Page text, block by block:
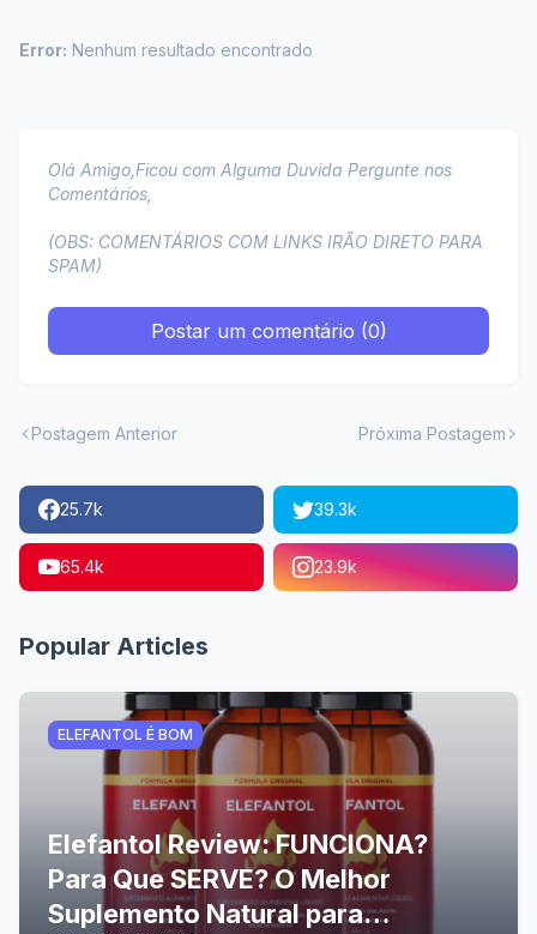
Error: Nenhum resultado encontrado
Olá Amigo,Ficou com Alguma Duvida Pergunte nos
Comentários,
(OBS: COMENTÁRIOS COM LINKS IRÃO DIRETO PARA
SPAM)
Postar um comentário (0)
Postagem Anterior Próxima Postagem
25.7k 39.3k
65.4k 23.9k
Popular Articles
ELEFANTOL É BOM
Elefantol Review: FUNCIONA?
Para Que SERVE? O Melhor
Suplemento Natural para